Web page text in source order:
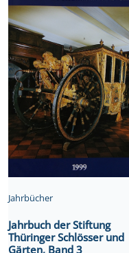
Jahrbücher
Jahrbuch der Stiftung
Thüringer Schlösser und
Gärten, Band 3